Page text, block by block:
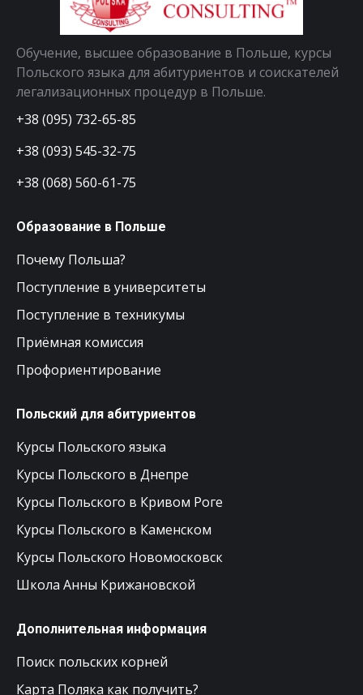
Обучение, высшее образование в Польше, курсы
Польского языка для абитуриентов и соискателей
легализационных процедур в Польше.
+38 (095) 732-65-85
+38 (093) 545-32-75
+38 (068) 560-61-75
Образование в Польше
Почему Польша?
Поступление в университеты
Поступление в техникумы
Приёмная комиссия
Профориентирование
Польский для абитуриентов
Курсы Польского языка
Курсы Польского в Днепре
Курсы Польского в Кривом Роге
Курсы Польского в Каменском
Курсы Польского Новомосковск
Школа Анны Крижановской
Дополнительная информация
Поиск польских корней
Карта Поляка как получить?